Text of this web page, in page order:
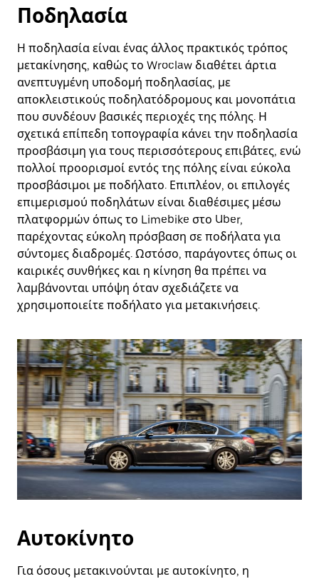
Ποδηλασία
Η ποδηλασία είναι ένας άλλος πρακτικός τρόπος
μετακίνησης, καθώς το Wroclaw διαθέτει άρτια
ανεπτυγμένη υποδομή ποδηλασίας, με
αποκλειστικούς ποδηλατόδρομους και μονοπάτια
που συνδέουν βασικές περιοχές της πόλης. Η
σχετικά επίπεδη τοπογραφία κάνει την ποδηλασία
προσβάσιμη για τους περισσότερους επιβάτες, ενώ
πολλοί προορισμοί εντός της πόλης είναι εύκολα
προσβάσιμοι με ποδήλατο. Επιπλέον, οι επιλογές
επιμερισμού ποδηλάτων είναι διαθέσιμες μέσω
πλατφορμών όπως το Limebike στο Uber,
παρέχοντας εύκολη πρόσβαση σε ποδήλατα για
σύντομες διαδρομές. Ωστόσο, παράγοντες όπως οι
καιρικές συνθήκες και η κίνηση θα πρέπει να
λαμβάνονται υπόψη όταν σχεδιάζετε να
χρησιμοποιείτε ποδήλατο για μετακινήσεις.
Αυτοκίνητο
Για όσους μετακινούνται με αυτοκίνητο, η